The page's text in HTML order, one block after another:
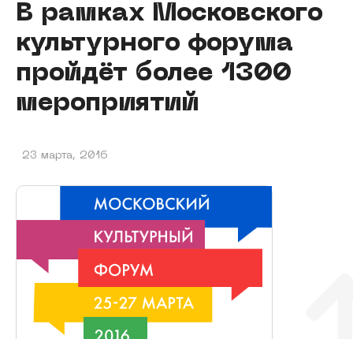
В рамках Московского
культурного форума
пройдёт более 1300
мероприятий
23 марта, 2016